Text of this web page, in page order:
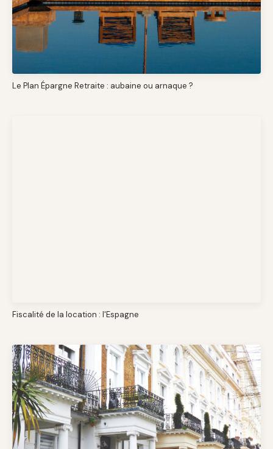
Le Plan Épargne Retraite : aubaine ou arnaque ?
Fiscalité de la location : l'Espagne